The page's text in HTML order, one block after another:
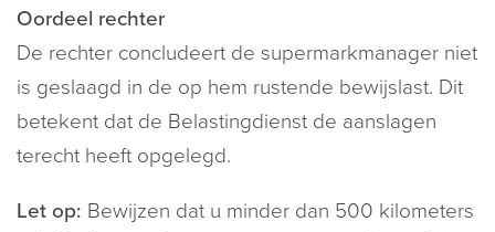
Oordeel rechter
De rechter concludeert de supermarkmanager niet
is geslaagd in de op hem rustende bewijslast. Dit
betekent dat de Belastingdienst de aanslagen
terecht heeft opgelegd.
Let op: Bewijzen dat u minder dan 500 kilometers